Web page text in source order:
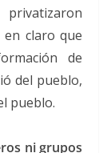
en claro que
de
del pueblo,
pueblo.
ni grupos